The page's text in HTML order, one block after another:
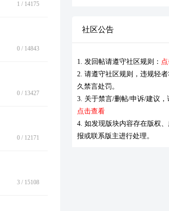
1 / 14175
0 / 14843
0 / 13427
0 / 12171
3 / 15108
社区公告
1. 发回帖请遵守社区规则：
2. 请遵守社区规则，违规轻
久禁言处罚。
3. 关于禁言/删帖/申诉/建议，
点击查看
4. 如发现版块内容存在版权
报或联系版主进行处理。